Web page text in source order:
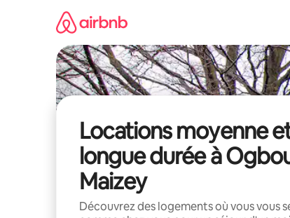
Locations moyenne
longue durée à
Maizey
Découvrez des logements où vous vous